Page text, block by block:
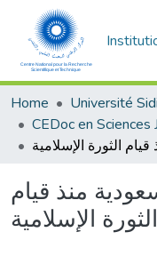
Home
منذ قيام
الثورة الإسلامية